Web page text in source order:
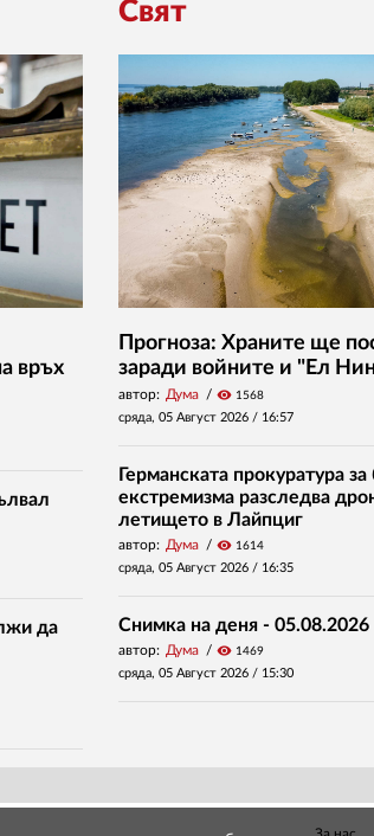
връх
да
Свят
Прогноза: Храните ще
заради войните и "Ел
автор: Дума visibility 1568
сряда, 05 Август 2026 / 16:57
Германската прокуратура за
екстремизма разследва
летището в Лайпциг
автор: Дума visibility 1614
сряда, 05 Август 2026 / 16:35
Снимка на деня - 05.08.2026
автор: Дума visibility 1469
сряда, 05 Август 2026 / 15:30